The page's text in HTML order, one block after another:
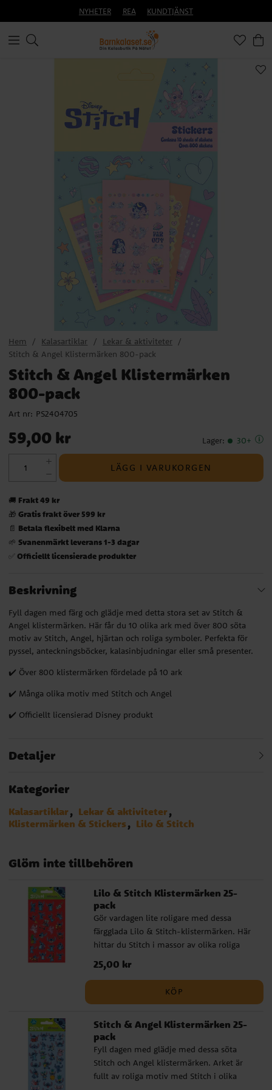
NYHETER REA KUNDTJÄNST
Hem Kalasartiklar
Lekar & aktiviteter
Stitch & Angel Klistermärken 800-pack
Stitch & Angel Klistermärken
800-pack
Art nr: PS2404705
Pris: 59,00 kr
59,00 kr Lager: 30+
LÄGG I VARUKORGEN
🚚 Frakt 49 kr
🎁 Gratis frakt över 599 kr
📄 Betala flexibelt med Klarna
🌱 Svanenmärkt leverans 1-3 dagar
✅ Officiellt licensierade produkter
Beskrivning
Fyll dagen med färg och glädje med detta stora set av Stitch &
Angel klistermärken. Här får du 10 olika ark med över 800 söta
motiv av Stitch, Angel, hjärtan och roliga symboler. Perfekta för
pyssel, anteckningsböcker, kalasinbjudningar eller små presenter.
✔️ Över 800 klistermärken fördelade på 10 ark
✔️ Många olika motiv med Stitch och Angel
✔️ Officiellt licensierad Disney produkt
Detaljer
Kategorier
Kalasartiklar
Lekar & aktiviteter
Klistermärken & Stickers
Lilo & Stitch
Glöm inte tillbehören
Lilo & Stitch Klistermärken 25-
pack
Gör vardagen lite roligare med dessa
färgglada Lilo & Stitch-klistermärken. Här
hittar du Stitch i massor av olika roliga
poser, ibland tillsammans med Angel,
ananas eller en gitarr, precis så busig och
charmig som han är i filmen. Perfekta att
dekorera kalasinbjudningar, skolböcker,
klistermärken på ett ark ✔️
Återanvändbara och lätta att fästa ✔️
Officiellt licensierad Disneyprodukt
Pris:25,00 kr
25,00 kr
KÖP
Stitch & Angel Klistermärken 25-
pack
Fyll dagen med glädje med dessa söta
Stitch och Angel klistermärken. Arket är
fullt av roliga motiv med Stitch i olika